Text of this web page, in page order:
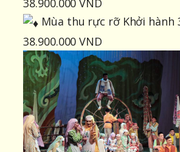
38.900.000 VND
Mùa thu rực rỡ Khởi hành
38.900.000 VND